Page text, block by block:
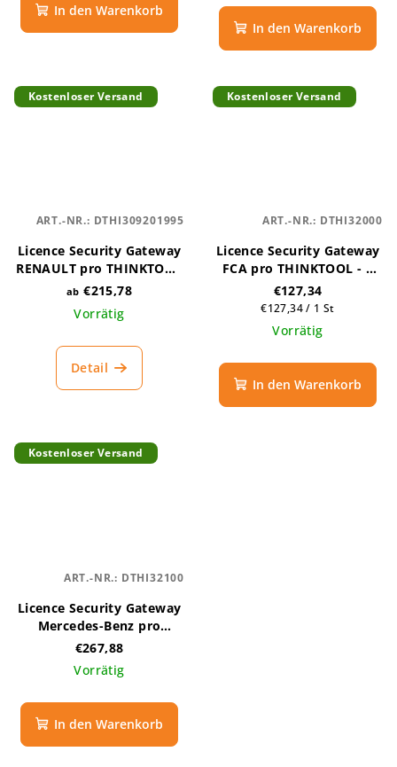
In den Warenkorb
In den Warenkorb
Kostenloser Versand
Licence Security Gateway
RENAULT pro THINKTOOL
- 10 tokenů
ab €215,78
Vorrätig
Detail
ART.-NR.: DTHI309201995
Kostenloser Versand
Licence Security Gateway
FCA pro THINKTOOL - 1
rok
€127,34
Verkaufspreis:
€127,34 / 1 St
Vorrätig
In den Warenkorb
ART.-NR.: DTHI32000
Kostenloser Versand
Licence Security Gateway
Mercedes-Benz pro
THINKTOOL - 1 rok
€267,88
Vorrätig
In den Warenkorb
ART.-NR.: DTHI32100